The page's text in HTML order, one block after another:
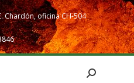
Chardón, oficina CH-504
Search: